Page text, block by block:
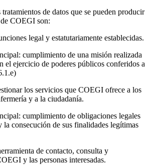
de datos que se pueden producir
COEGI son:
legal y estatutariamente establecidas.
cumplimiento de una misión realizada
el ejercicio de poderes públicos conferidos a
los servicios que COEGI ofrece a los
y a la ciudadanía.
cumplimiento de obligaciones legales
consecución de sus finalidades legítimas
de contacto, consulta y
y las personas interesadas.